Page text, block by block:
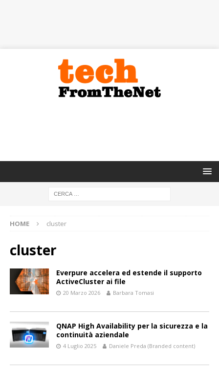
HOME cluster
cluster
Everpure accelera ed estende il supporto
ActiveCluster ai file
20 Marzo 2026 Barbara Tomasi
QNAP High Availability per la sicurezza e la
continuità aziendale
4 Luglio 2025 Daniele Preda (Branded content)